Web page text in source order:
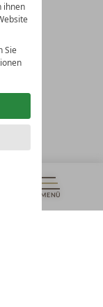
ihnen
Sie
MENÜ
1